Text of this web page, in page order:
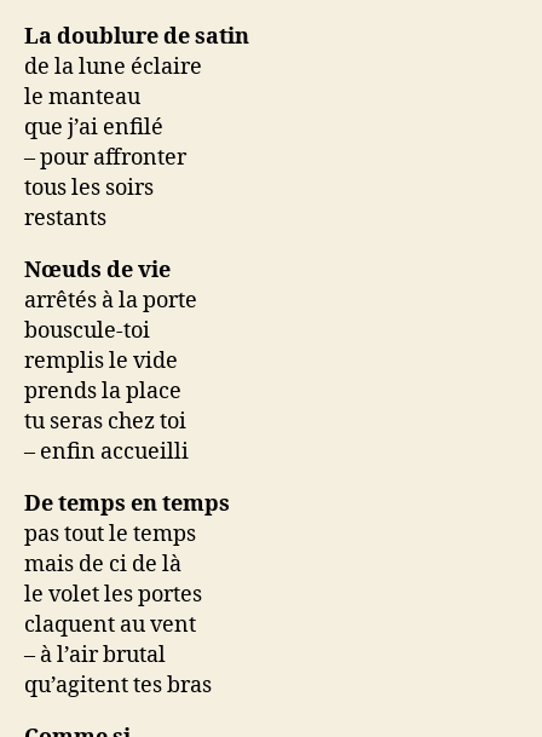
La doublure de satin
de la lune éclaire
le manteau
que j’ai enfilé
– pour affronter
tous les soirs
restants
Nœuds de vie
arrêtés à la porte
bouscule-toi
remplis le vide
prends la place
tu seras chez toi
– enfin accueilli
De temps en temps
pas tout le temps
mais de ci de là
le volet les portes
claquent au vent
– à l’air brutal
qu’agitent tes bras